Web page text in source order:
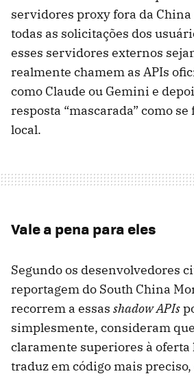
servidores proxy fora da
todas as solicitações dos
esses servidores externos
realmente chamem as APIs
como Claude ou Gemini e
resposta “mascarada” como
local.
Vale a pena para eles
Segundo os desenvolvedores
reportagem do South China
recorrem a essas shadow APIs
simplesmente, consideram
claramente superiores à oferta
traduz em código mais